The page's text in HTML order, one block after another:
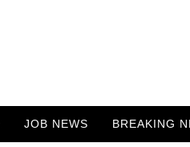
JOB NEWS BREAKING